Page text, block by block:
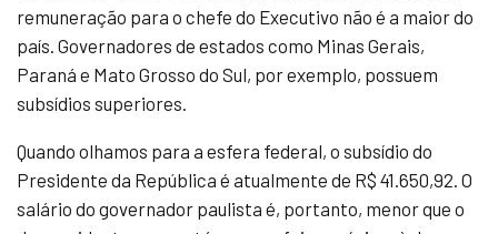
remuneração para o chefe do Executivo não é a maior do
país. Governadores de estados como Minas Gerais,
Paraná e Mato Grosso do Sul, por exemplo, possuem
subsídios superiores.
Quando olhamos para a esfera federal, o subsídio do
Presidente da República é atualmente de R$ 41.650,92. O
salário do governador paulista é, portanto, menor que o